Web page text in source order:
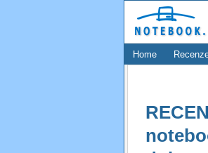
Home